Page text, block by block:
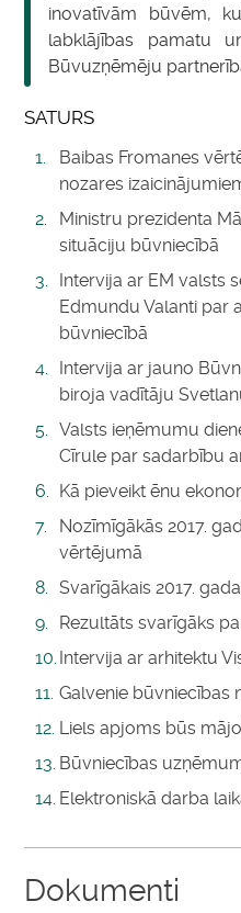
inovatīvām būvēm,
labklājības pamatu
Būvuzņēmēju
SATURS
Baibas Fromanes
nozares
Ministru prezidenta
situāciju būvniecībā
Intervija ar EM valsts
Edmundu Valanti par
būvniecībā
Intervija ar jauno
biroja vadītāju
Valsts ieņēmumu
Cīrule par sadarbību
Kā pieveikt ēnu
Nozīmīgākās 2017.
vērtējumā
Svarīgākais 2017.
Rezultāts svarīgāks
Intervija ar arhitektu
Galvenie būvniecības
Liels apjoms būs
Būvniecības
Elektroniskā darba
Dokumenti